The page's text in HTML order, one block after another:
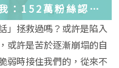
：152萬粉絲認
歡迎的
國民姐姐」金美敬
淵的你雪中送炭！
」拯救過嗎？或許是陷入
或許是苦於逐漸崩塌的自
弱時接住我們的，從來不